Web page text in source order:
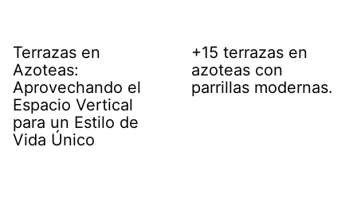
Terrazas en
Azoteas:
Aprovechando el
Espacio Vertical
para un Estilo de
Vida Único
+15 terrazas en
azoteas con
parrillas modernas.